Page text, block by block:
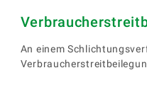
An einem